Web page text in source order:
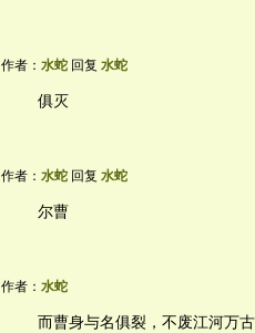
作者： 水蛇回复 水蛇
俱灭
作者： 水蛇回复 水蛇
尔曹
作者： 水蛇
而曹身与名俱裂，不废江河万古